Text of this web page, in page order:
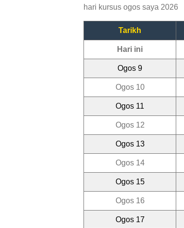
hari kursus ogos saya 2026
Tarikh
Hari ini
Ogos 9
Ogos 10
Ogos 11
Ogos 12
Ogos 13
Ogos 14
Ogos 15
Ogos 16
Ogos 17